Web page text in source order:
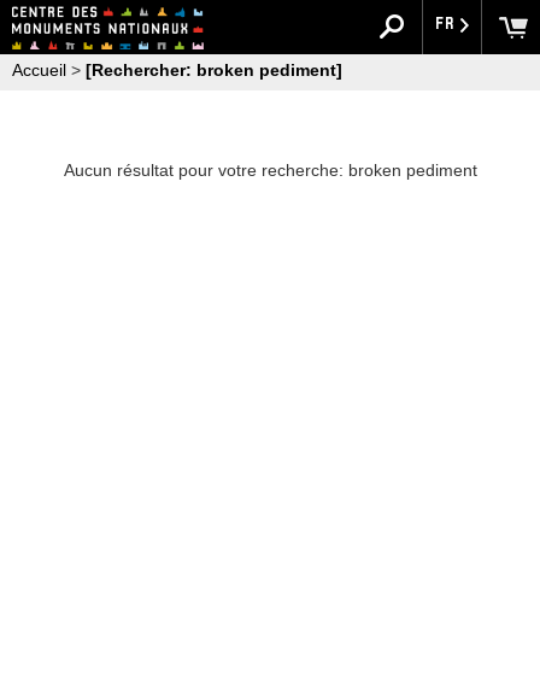
FR
Accueil > [Rechercher: broken pediment]
Aucun résultat pour votre recherche: broken pediment